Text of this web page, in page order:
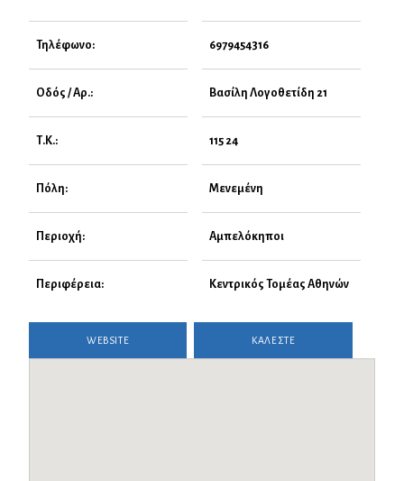
Τηλέφωνο: 6979454316
Οδός / Αρ.: Βασίλη Λογοθετίδη 21
Τ.Κ.: 115 24
Πόλη: Μενεμένη
Περιοχή: Αμπελόκηποι
Περιφέρεια: Κεντρικός Τομέας Αθηνών
WEBSITE ΚΑΛΕΣΤΕ